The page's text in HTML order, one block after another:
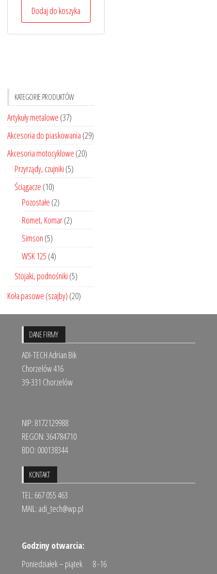
Dodaj do koszyka
KATEGORIE PRODUKTÓW
Artykuły metalowe (37)
Akcesoria do piaskowania (29)
Akcesoria motocyklowe (20)
Przyrządy, czujniki (5)
Ściągacze (10)
Pozostałe (2)
Romet, Komar(2)
Simson (5)
WSK 125 (4)
Stojaki, podnośniki (5)
Koła pasowe (szajby) (20)
DANE FIRMY
ADI-TECH Adrian Bik
Chorzelów 416
39-331 Chorzelów
NIP: 8172129988
REGON: 364784710
BDO: 000138344
KONTAKT
TEL: 667 055 463
MAIL: adi_tech@wp.pl
Godziny otwarcia:
Poniedziałek – piątek 8 -16